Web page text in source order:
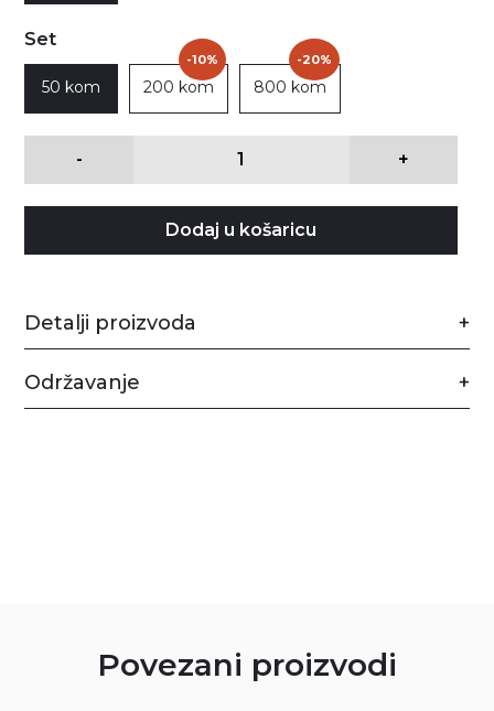
Set
50 kom 200 kom
-10%
800 kom
-20%
- +
Dodaj u košaricu
Detalji proizvoda
Održavanje
Povezani proizvodi